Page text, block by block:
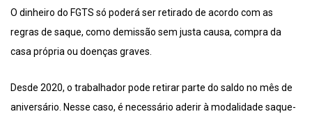
O dinheiro do FGTS só poderá ser retirado de acordo com as
regras de saque, como demissão sem justa causa, compra da
casa própria ou doenças graves.
Desde 2020, o trabalhador pode retirar parte do saldo no mês de
aniversário. Nesse caso, é necessário aderir à modalidade saque-